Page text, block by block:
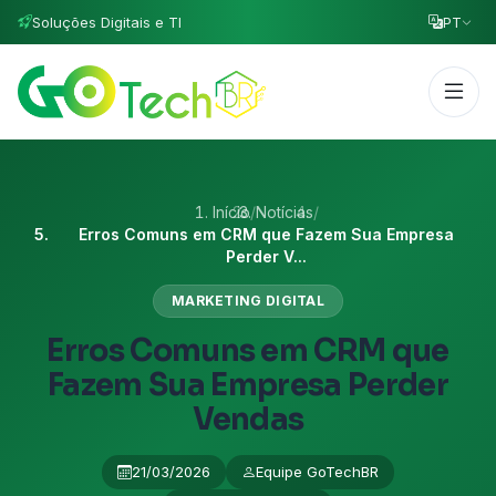
Soluções Digitais e TI PT
Início/Notícias/
Erros Comuns em CRM que Fazem Sua Empresa
Perder V...
MARKETING DIGITAL
Erros Comuns em CRM que
Fazem Sua Empresa Perder
Vendas
21/03/2026
Equipe GoTechBR